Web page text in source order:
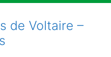
de Voltaire –